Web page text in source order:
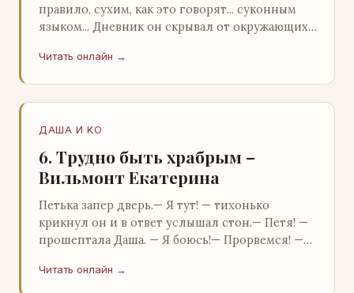
правило, сухим, как это говорят... суконным
языком... Дневник он скрывал от окружающих.
Читать онлайн →
ДАША И KO
6. Трудно быть храбрым –
Вильмонт Екатерина
Петька запер дверь.— Я тут! — тихонько
крикнул он и в ответ услышал стон.— Петя! —
прошептала Даша. — Я боюсь!— Прорвемся! —
…
Читать онлайн →